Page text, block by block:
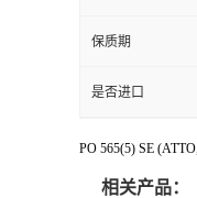
保质期
是否进口
PO 565(5) SE
相关产品：